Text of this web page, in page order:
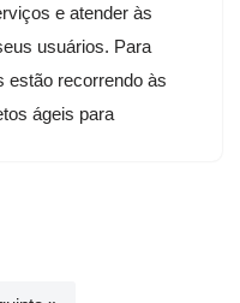
e atender às
usuários. Para
estão recorrendo às
ágeis para